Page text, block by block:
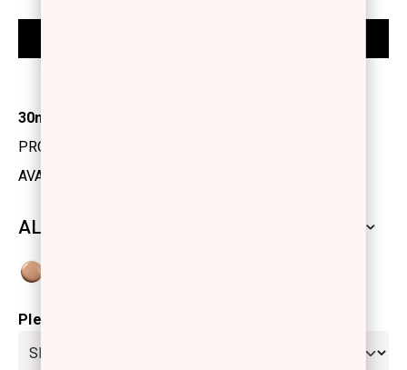
30ml
PRODUCT CODE: 1199803
AVAILABILITY: OUT OF STOCK
ALL SHADES
Please select